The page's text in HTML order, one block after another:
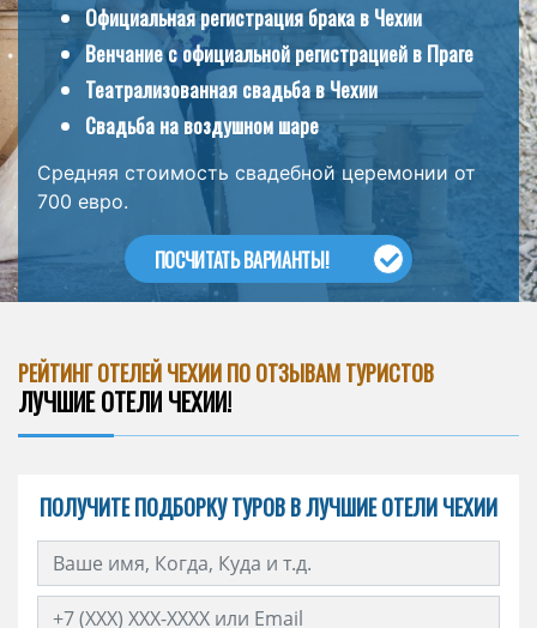
Официальная регистрация брака в Чехии
Венчание с официальной регистрацией в Праге
Театрализованная свадьба в Чехии
Свадьба на воздушном шаре
Средняя стоимость свадебной церемонии от
700 евро.
ПОСЧИТАТЬ ВАРИАНТЫ!
РЕЙТИНГ ОТЕЛЕЙ ЧЕХИИ ПО ОТЗЫВАМ ТУРИСТОВ
ЛУЧШИЕ ОТЕЛИ ЧЕХИИ!
ПОЛУЧИТЕ ПОДБОРКУ ТУРОВ В ЛУЧШИЕ ОТЕЛИ ЧЕХИИ